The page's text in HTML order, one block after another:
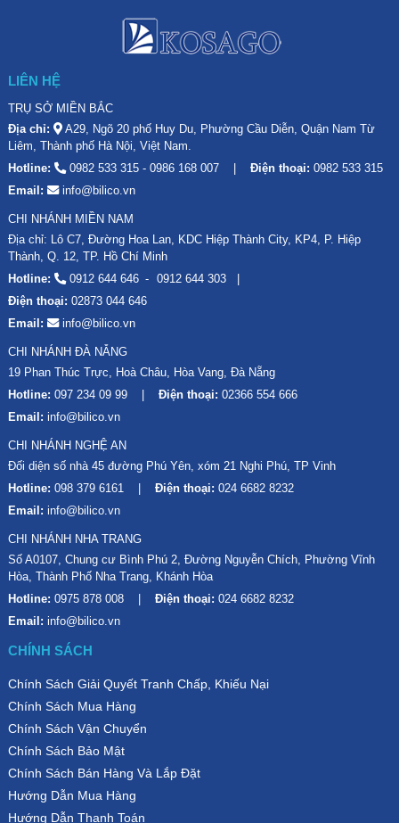
LIÊN HỆ
TRỤ SỞ MIỀN BẮC
Địa chỉ:
A29, Ngõ 20 phố Huy Du, Phường Cầu Diễn, Quận Nam Từ
Liêm, Thành phố Hà Nội, Việt Nam.
Hotline:
0982 533 315 - 0986 168 007 Điện thoại: 0982 533 315
Email:
info@bilico.vn
CHI NHÁNH MIỀN NAM
Địa chỉ: Lô C7, Đường Hoa Lan, KDC Hiệp Thành City, KP4, P. Hiệp
Thành, Q. 12, TP. Hồ Chí Minh
Hotline:
0912 644 646
0912 644 303
Điện thoại: 02873 044 646
Email:
info@bilico.vn
CHI NHÁNH ĐÀ NẴNG
19 Phan Thúc Trực, Hoà Châu, Hòa Vang, Đà Nẵng
Hotline: 097 234 09 99 Điện thoại: 02366 554 666
Email: info@bilico.vn
CHI NHÁNH NGHỆ AN
Đối diện số nhà 45 đường Phú Yên, xóm 21 Nghi Phú, TP Vinh
Hotline: 098 379 6161 Điện thoại: 024 6682 8232
Email: info@bilico.vn
CHI NHÁNH NHA TRANG
Số A0107, Chung cư Bình Phú 2, Đường Nguyễn Chích, Phường Vĩnh
Hòa, Thành Phố Nha Trang, Khánh Hòa
Hotline: 0975 878 008 Điện thoại: 024 6682 8232
Email: info@bilico.vn
CHÍNH SÁCH
Chính Sách Giải Quyết Tranh Chấp, Khiếu Nại
Chính Sách Mua Hàng
Chính Sách Vận Chuyển
Chính Sách Bảo Mật
Chính Sách Bán Hàng Và Lắp Đặt
Hướng Dẫn Mua Hàng
Hướng Dẫn Thanh Toán